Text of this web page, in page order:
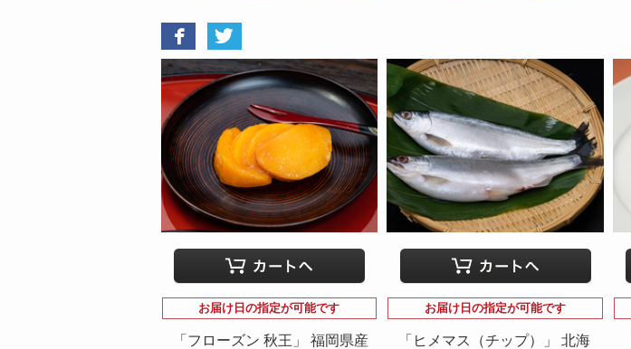
お届け日の指定が可能です
「フローズン 秋王」 福岡県産
お届け日の指定が可能です
「ヒメマス（チップ）」 北海